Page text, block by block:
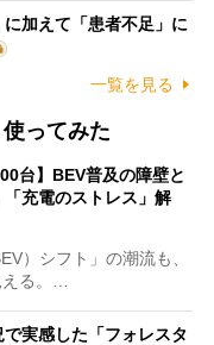
に加えて「患者不足」に
一覧を見る
ってみた
台】BEV普及の障壁と
充電のストレス」解
）シフト」の潮流も、
る。…
実感した「フォレスタ